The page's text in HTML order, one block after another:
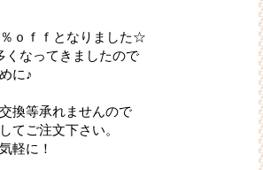
ｏｆｆとなりました☆
くなってきましたので
に♪
換等承れませんので
てご注文下さい。
軽に！